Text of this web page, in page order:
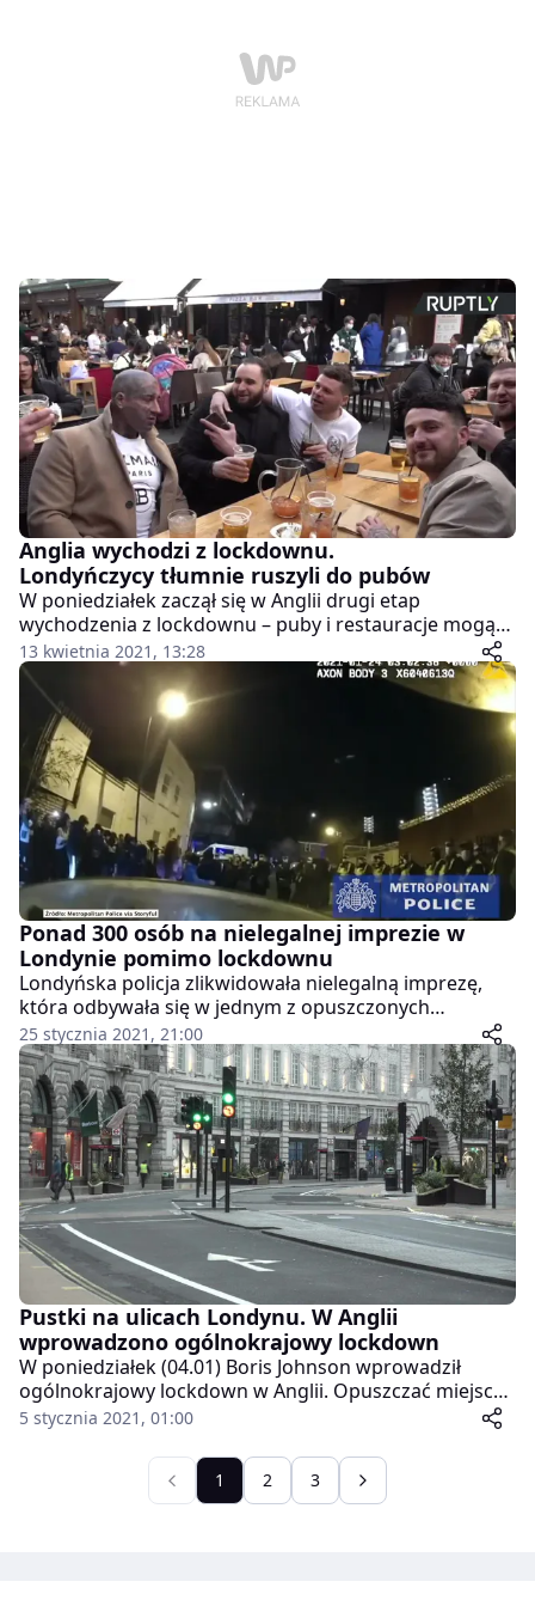
Anglia wychodzi z lockdownu.
Londyńczycy tłumnie ruszyli do pubów
W poniedziałek zaczął się w Anglii drugi etap
wychodzenia z lockdownu – puby i restauracje mogą
obsługiwać klientów przy stolikach na zewnątrz.
13 kwietnia 2021, 13:28
Ponad 300 osób na nielegalnej imprezie w
Londynie pomimo lockdownu
Londyńska policja zlikwidowała nielegalną imprezę,
która odbywała się w jednym z opuszczonych
magazynów w Hackney w nocy z soboty (23.01) na
niedzielę. Pomimo lockdownu bawiło się tam ok. 300
młodych osób. Jak poinformowano, uczestnikom
wystawiono mandaty na łączną kwotę 15 tys. funtów.
25 stycznia 2021, 21:00
Pustki na ulicach Londynu. W Anglii
wprowadzono ogólnokrajowy lockdown
W poniedziałek (04.01) Boris Johnson wprowadził
ogólnokrajowy lockdown w Anglii. Opuszczać miejsce
zamieszkania można jedynie w ściśle określonych
5 stycznia 2021, 01:00
1 2 3